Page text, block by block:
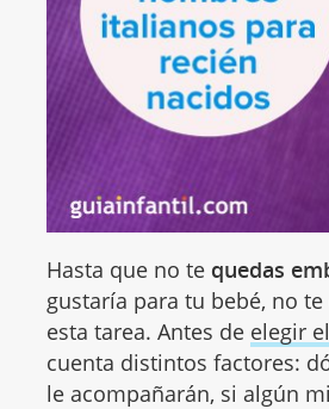
Hasta que no te quedas
gustaría para tu bebé, no
esta tarea. Antes de elegir
cuenta distintos factores:
le acompañarán, si algún